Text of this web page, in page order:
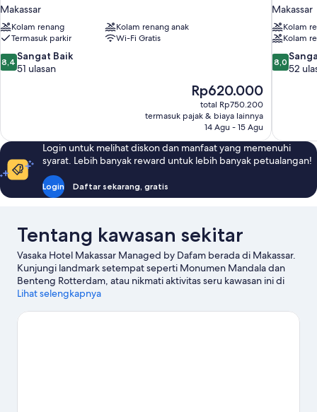
Makassar
Kolam renang
Kolam renang anak
Termasuk parkir
Wi-Fi Gratis
8.4
dari
ulasan
8,4 Sangat Baik
51 ulasan
Harga
sekarang
Rp620.000
Rp620.000
total Rp750.200
termasuk pajak & biaya lainnya
14 Agu - 15 Agu
Makassar
Kolam
Kolam
8.0
dari
ulasan
8,0
52
Login untuk melihat diskon dan manfaat yang memenuhi
syarat. Lebih banyak reward untuk lebih banyak petualangan!
Login Daftar sekarang, gratis
Tentang kawasan sekitar
Vasaka Hotel Makassar Managed by Dafam berada di Makassar.
Kunjungi landmark setempat seperti Monumen Mandala dan
Benteng Rotterdam, atau nikmati aktivitas seru kawasan ini di
Pelabuhan Makasar serta Pelabuhan Paotere.
Lihat selengkapnya